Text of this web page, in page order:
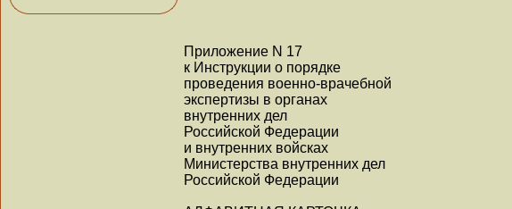
Приложение N 17
к Инструкции о порядке
проведения военно-врачебной
экспертизы в органах
внутренних дел
Российской Федерации
и внутренних войсках
Министерства внутренних дел
Российской Федерации